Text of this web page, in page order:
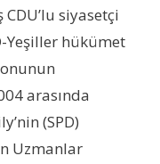
siyasetçi
Yeşiller hükümet
arasında
(SPD)
Uzmanlar